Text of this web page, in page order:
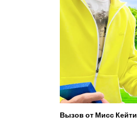
Вызов от Мисс Кейти